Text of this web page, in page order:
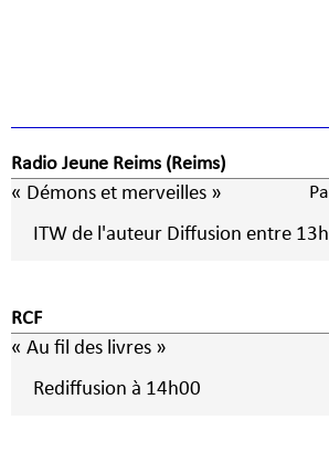
Radio Jeune Reims (Reims)
« Démons et merveilles »
ITW de l'auteur Diffusion entre
RCF
« Au fil des livres »
Rediffusion à 14h00